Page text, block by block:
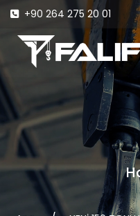
+90 264 275 20 01